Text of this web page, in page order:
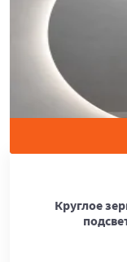
Круглое